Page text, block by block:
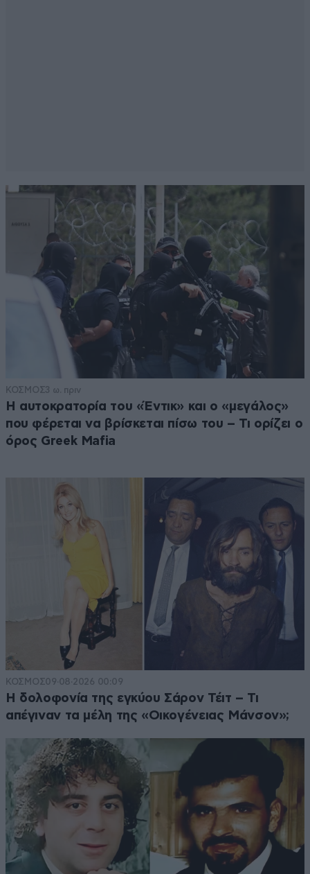
ΚΟΣΜΟΣ3 ω. πριν
Η αυτοκρατορία του «Έντικ» και ο «μεγάλος»
που φέρεται να βρίσκεται πίσω του – Τι ορίζει ο
όρος Greek Mafia
ΚΟΣΜΟΣ09·08·2026 00:09
Η δολοφονία της εγκύου Σάρον Τέιτ – Τι
απέγιναν τα μέλη της «Οικογένειας Μάνσον»;